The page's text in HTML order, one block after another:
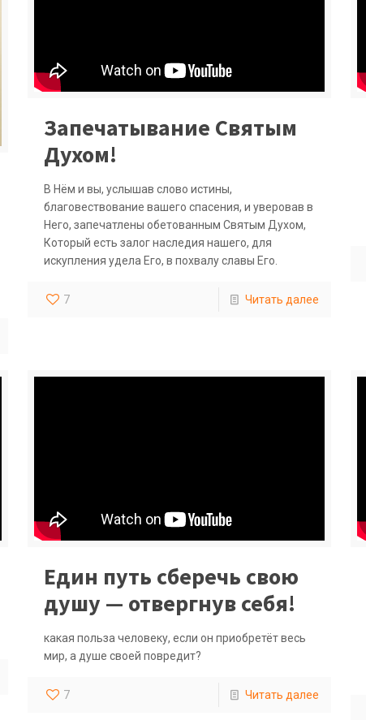
Запечатывание Святым
Духом!
В Нём и вы, услышав слово истины,
благовествование вашего спасения, и уверовав в
Него, запечатлены обетованным Святым Духом,
Который есть залог наследия нашего, для
искупления удела Его, в похвалу славы Его.
7 Читать далее
Един путь сберечь свою
душу — отвергнув себя!
какая польза человеку, если он приобретёт весь
мир, а душе своей повредит?
7 Читать далее